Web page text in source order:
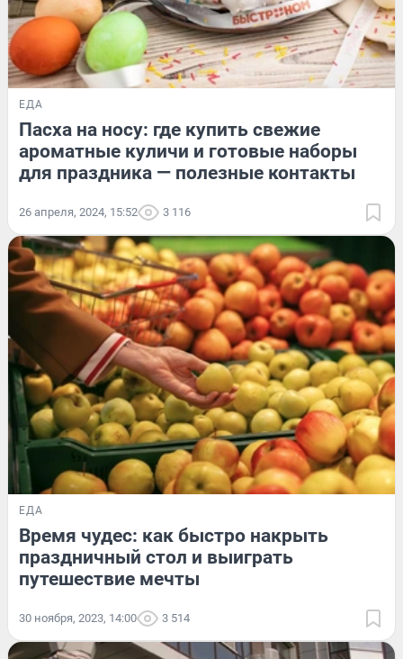
ЕДА
Пасха на носу: где купить свежие
ароматные куличи и готовые наборы
для праздника — полезные контакты
26 апреля, 2024, 15:52 3 116
ЕДА
Время чудес: как быстро накрыть
праздничный стол и выиграть
путешествие мечты
30 ноября, 2023, 14:00 3 514